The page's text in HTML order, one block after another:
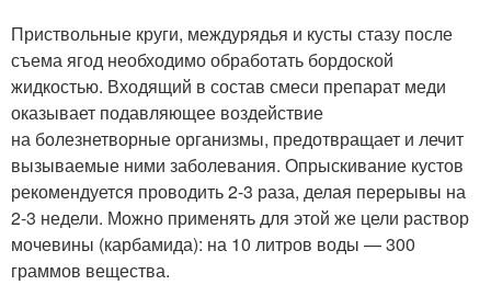
Приствольные круги, междурядья и кусты стазу после
съема ягод необходимо обработать бордоской
жидкостью. Входящий в состав смеси препарат меди
оказывает подавляющее воздействие
на болезнетворные организмы, предотвращает и лечит
вызываемые ними заболевания. Опрыскивание кустов
рекомендуется проводить 2-3 раза, делая перерывы на
2-3 недели. Можно применять для этой же цели раствор
мочевины (карбамида): на 10 литров воды — 300
граммов вещества.